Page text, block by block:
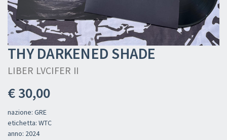
THY DARKENED SHADE
LIBER LVCIFER II
€ 30,00
nazione: GRE
etichetta: WTC
anno: 2024